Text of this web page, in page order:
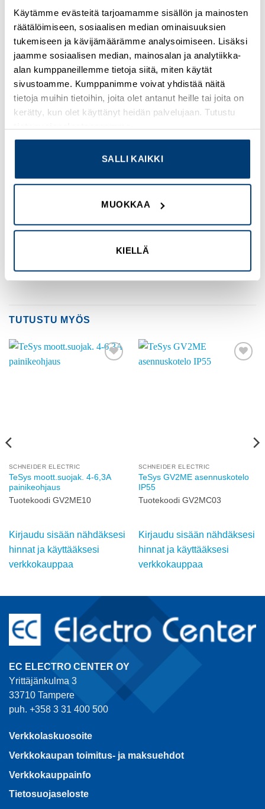
Käytämme evästeitä tarjoamamme sisällön ja mainosten
räätälöimiseen, sosiaalisen median ominaisuuksien
tukemiseen ja kävijämäärämme analysoimiseen. Lisäksi
jaamme sosiaalisen median, mainosalan ja analytiikka-
alan kumppaneillemme tietoja siitä, miten käytät
sivustoamme. Kumppanimme voivat yhdistää näitä
tietoja muihin tietoihin, joita olet antanut heille tai joita on
kerätty, kun olet käyttänyt heidän palvelujaan. Tutustu
SALLI KAIKKI
MUOKKAA
KIELLÄ
KUVAUS
Tuotetiedot
Alue
TeSys
TeSys Deca
Tuotenimi
TeSys CAD
Ohjausrele
CAD
Ohjauspiiri
TUTUSTU MYÖS
SCHNEIDER ELECTRIC
TeSys moott.suojak. 4-6,3A
painikeohjaus
Tuotekoodi GV2ME10
Kirjaudu sisään nähdäksesi
hinnat ja käyttääksesi
verkkokauppaa
SCHNEIDER ELECTRIC
TeSys GV2ME asennuskotelo
IP55
Tuotekoodi GV2MC03
Kirjaudu sisään nähdäksesi
hinnat ja käyttääksesi
verkkokauppaa
EC ELECTRO CENTER OY
Yrittäjänkulma 3
33710 Tampere
puh. +358 3 31 400 500
Verkkolaskuosoite
Verkkokaupan toimitus- ja maksuehdot
Verkkokauppainfo
Tietosuojaseloste